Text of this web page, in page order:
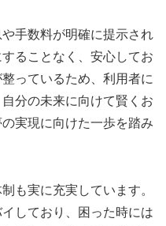
手数料が明確に提示され
ることなく、安心してお
っているため、利用者に
分の未来に向けて賢くお
実現に向けた一歩を踏み
も実に充実しています。
しており、困った時には